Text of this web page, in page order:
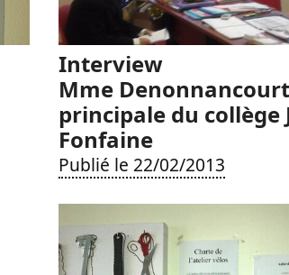
Interview
Mme
principale du collège
Fonfaine
Publié le 22/02/2013